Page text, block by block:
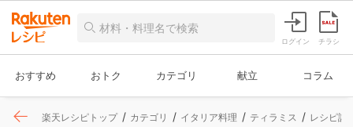
ログイン チラシ
おすすめ おトク カテゴリ 献立 コラム
楽天レシピトップ カテゴリ イタリア料理 ティラミス レシピ詳